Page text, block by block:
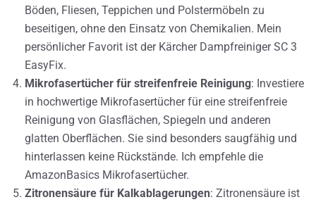
Böden, Fliesen, Teppichen und Polstermöbeln zu
beseitigen, ohne den Einsatz von Chemikalien. Mein
persönlicher Favorit ist der Kärcher Dampfreiniger SC 3
EasyFix.
Mikrofasertücher für streifenfreie Reinigung: Investiere
in hochwertige Mikrofasertücher für eine streifenfreie
Reinigung von Glasflächen, Spiegeln und anderen
glatten Oberflächen. Sie sind besonders saugfähig und
hinterlassen keine Rückstände. Ich empfehle die
AmazonBasics Mikrofasertücher.
Zitronensäure für Kalkablagerungen: Zitronensäure ist